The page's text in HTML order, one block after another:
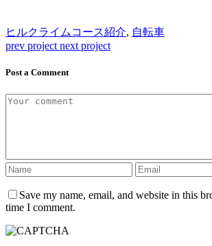
ヒルクライムコース紹介, 自転車
prev project next project
Post a Comment
Save my name, email, and website in this
time I comment.